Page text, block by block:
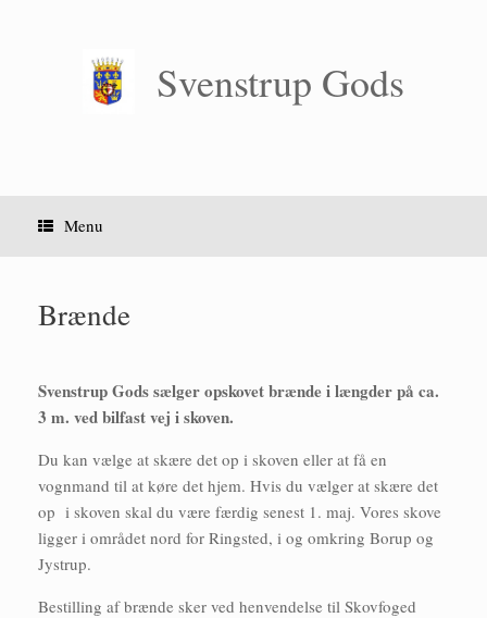
Svenstrup Gods
Menu
Brænde
Svenstrup Gods sælger opskovet brænde i længder på ca.
3 m. ved bilfast vej i skoven.
Du kan vælge at skære det op i skoven eller at få en
vognmand til at køre det hjem. Hvis du vælger at skære det
op i skoven skal du være færdig senest 1. maj. Vores skove
ligger i området nord for Ringsted, i og omkring Borup og
Jystrup.
Bestilling af brænde sker ved henvendelse til Skovfoged